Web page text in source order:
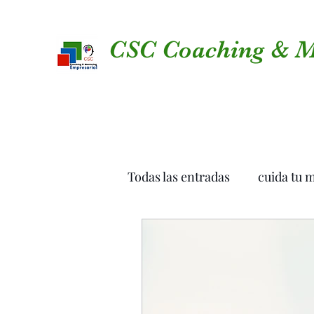
CSC Coaching &
Todas las entradas cuida tu